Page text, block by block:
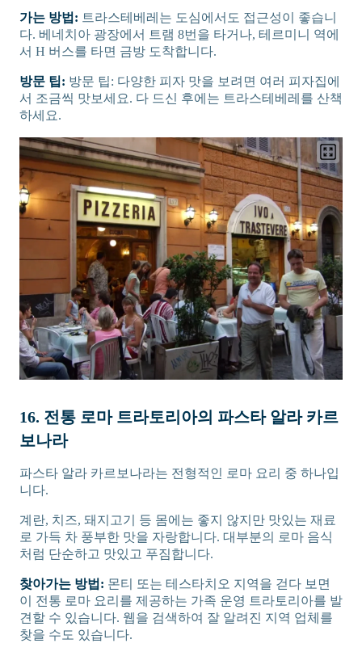
가는 방법: 트라스테베레는 도심에서도 접근성이 좋습니
다. 베네치아 광장에서 트램 8번을 타거나, 테르미니 역에
서 H 버스를 타면 금방 도착합니다.
방문 팁: 방문 팁: 다양한 피자 맛을 보려면 여러 피자집에
서 조금씩 맛보세요. 다 드신 후에는 트라스테베레를 산책
하세요.
16. 전통 로마 트라토리아의 파스타 알라 카르
보나라
파스타 알라 카르보나라는 전형적인 로마 요리 중 하나입
니다.
계란, 치즈, 돼지고기 등 몸에는 좋지 않지만 맛있는 재료
로 가득 차 풍부한 맛을 자랑합니다. 대부분의 로마 음식
처럼 단순하고 맛있고 푸짐합니다.
찾아가는 방법: 몬티 또는 테스타치오 지역을 걷다 보면
이 전통 로마 요리를 제공하는 가족 운영 트라토리아를 발
견할 수 있습니다. 웹을 검색하여 잘 알려진 지역 업체를
찾을 수도 있습니다.